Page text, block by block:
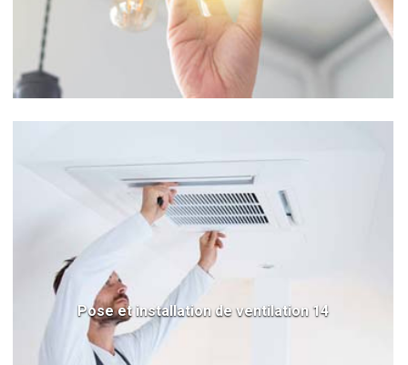
Pose et installation de ventilation 14